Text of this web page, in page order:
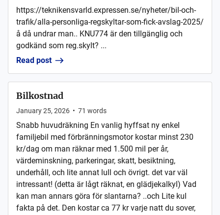
https://teknikensvarld.expressen.se/nyheter/bil-och-
trafik/alla-personliga-regskyltar-som-fick-avslag-2025/
å då undrar man.. KNU774 är den tillgänglig och
godkänd som reg.skylt? ...
Read post
Bilkostnad
January 25, 2026 • 71 words
Snabb huvudräkning En vanlig hyffsat ny enkel
familjebil med förbränningsmotor kostar minst 230
kr/dag om man räknar med 1.500 mil per år,
värdeminskning, parkeringar, skatt, besiktning,
underhåll, och lite annat lull och övrigt. det var väl
intressant! (detta är lågt räknat, en glädjekalkyl) Vad
kan man annars göra för slantarna? ..och Lite kul
fakta på det. Den kostar ca 77 kr varje natt du sover,